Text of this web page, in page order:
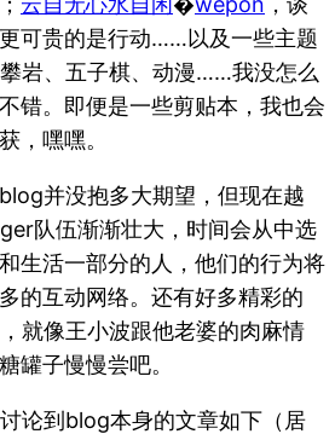
可贵的是行动……以及一些主题
岩、五子棋、动漫……我没怎么
错。即便是一些剪贴本，我也会
，嘿嘿。
并没抱多大期望，但现在越
队伍渐渐壮大，时间会从中选
生活一部分的人，他们的行为将
的互动网络。还有好多精彩的
就像王小波跟他老婆的肉麻情
罐子慢慢尝吧。
论到blog本身的文章如下（居